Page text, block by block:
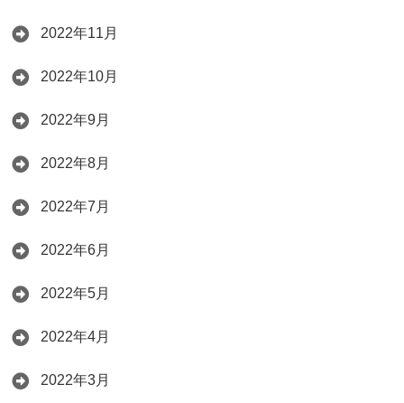
2022年11月
2022年10月
2022年9月
2022年8月
2022年7月
2022年6月
2022年5月
2022年4月
2022年3月